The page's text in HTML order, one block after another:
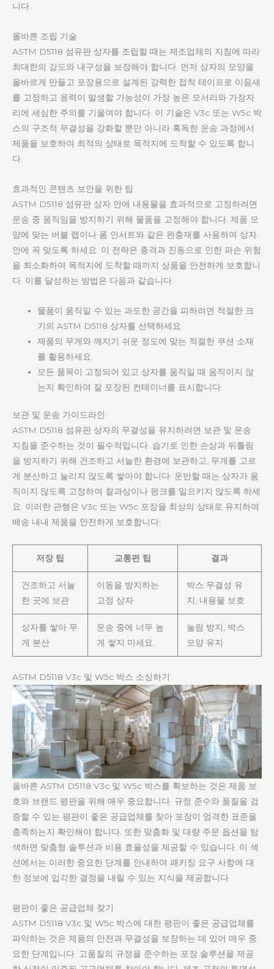
니다.
올바른 조립 기술
ASTM D5118 섬유판 상자를 조립할 때는 제조업체의 지침에 따라
최대한의 강도와 내구성을 보장해야 합니다. 먼저 상자의 모양을
올바르게 만들고 포장용으로 설계된 강력한 접착 테이프로 이음새
를 고정하고 응력이 발생할 가능성이 가장 높은 모서리와 가장자
리에 세심한 주의를 기울여야 합니다. 이 기술은 V3c 또는 W5c 박
스의 구조적 무결성을 강화할 뿐만 아니라 혹독한 운송 과정에서
제품을 보호하여 최적의 상태로 목적지에 도착할 수 있도록 합니
다.
효과적인 콘텐츠 보안을 위한 팁
ASTM D5118 섬유판 상자 안에 내용물을 효과적으로 고정하려면
운송 중 움직임을 방지하기 위해 물품을 고정해야 합니다. 제품 모
양에 맞는 버블 랩이나 폼 인서트와 같은 완충재를 사용하여 상자
안에 꼭 맞도록 하세요. 이 전략은 충격과 진동으로 인한 파손 위험
을 최소화하여 목적지에 도착할 때까지 상품을 안전하게 보호합니
다. 이를 달성하는 방법은 다음과 같습니다:
물품이 움직일 수 있는 과도한 공간을 피하려면 적절한 크
기의 ASTM D5118 상자를 선택하세요.
제품의 무게와 깨지기 쉬운 정도에 맞는 적절한 쿠션 소재
를 활용하세요.
모든 품목이 고정되어 있고 상자를 움직일 때 움직이지 않
는지 확인하여 잘 포장된 컨테이너를 표시합니다.
보관 및 운송 가이드라인
ASTM D5118 섬유판 상자의 무결성을 유지하려면 보관 및 운송
지침을 준수하는 것이 필수적입니다. 습기로 인한 손상과 뒤틀림
을 방지하기 위해 건조하고 서늘한 환경에 보관하고, 무게를 고르
게 분산하고 눌리지 않도록 쌓아야 합니다. 운반할 때는 상자가 움
직이지 않도록 고정하여 찰과상이나 펑크를 일으키지 않도록 하세
요. 이러한 관행은 V3c 또는 W5c 포장을 최상의 상태로 유지하여
배송 내내 제품을 안전하게 보호합니다:
저장 팁 교통편 팁 결과
건조하고 서늘
한 곳에 보관
이동을 방지하는
고정 상자
박스 무결성 유
지, 내용물 보호
상자를 쌓아 무
게 분산
운송 중에 너무 높
게 쌓지 마세요.
눌림 방지, 박스
모양 유지
ASTM D5118 V3c 및 W5c 박스 소싱하기
올바른 ASTM D5118 V3c 및 W5c 박스를 확보하는 것은 제품 보
호와 브랜드 평판을 위해 매우 중요합니다. 규정 준수와 품질을 검
증할 수 있는 평판이 좋은 공급업체를 찾아 포장이 엄격한 표준을
충족하는지 확인해야 합니다. 또한 맞춤화 및 대량 주문 옵션을 탐
색하면 맞춤형 솔루션과 비용 효율성을 제공할 수 있습니다. 이 섹
션에서는 이러한 중요한 단계를 안내하여 패키징 요구 사항에 대
한 정보에 입각한 결정을 내릴 수 있는 지식을 제공합니다.
평판이 좋은 공급업체 찾기
ASTM D5118 V3c 및 W5c 박스에 대한 평판이 좋은 공급업체를
파악하는 것은 제품의 안전과 무결성을 보장하는 데 있어 매우 중
요한 단계입니다. 고품질의 규정을 준수하는 포장 솔루션을 제공